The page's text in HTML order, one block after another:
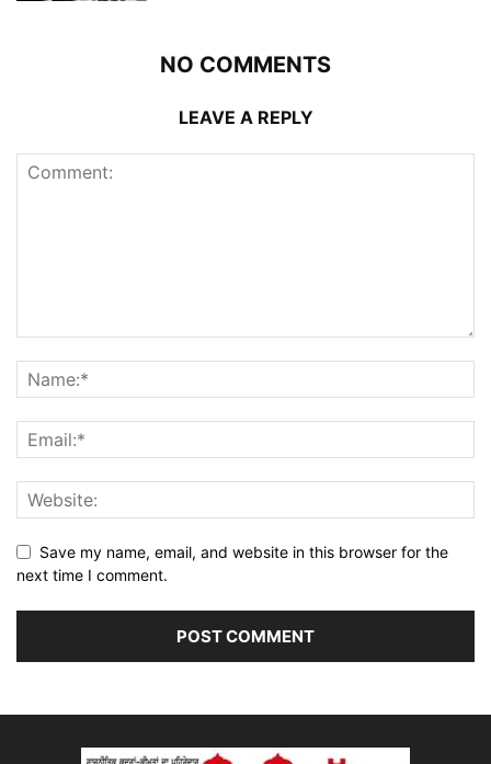
NO COMMENTS
LEAVE A REPLY
Save my name, email, and website in this browser for the
next time I comment.